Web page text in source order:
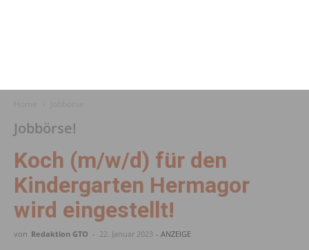
Jobbörse!
Koch (m/w/d) für den
Kindergarten Hermagor
wird eingestellt!
von Redaktion GTO - 22. Januar 2023 - ANZEIGE